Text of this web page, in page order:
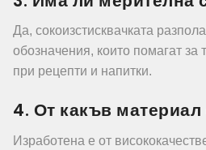
Да, сокоизстисквачката
обозначения, които помагат за
при рецепти и напитки.
4. От какъв материал
Изработена е от